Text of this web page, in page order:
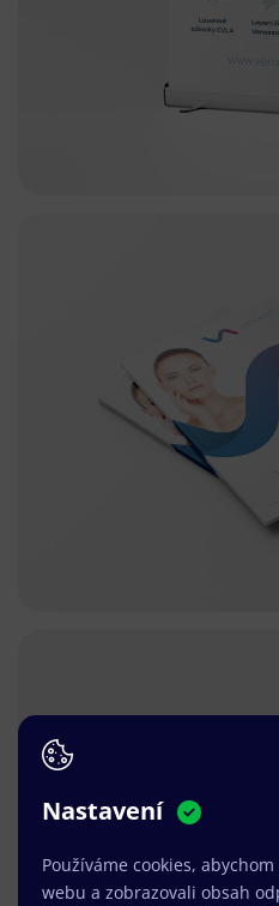
Nastavení
Používáme cookies,
webu a zobrazovali obsah